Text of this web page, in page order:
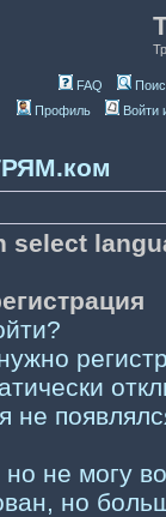
FAQ
Профиль
Войти
select
не
не могу
но